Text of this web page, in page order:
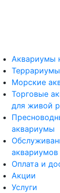
Аквариумы
Террариумы
Морские
Торговые
для живой
аквариумы
аквариумов
Оплата и
Акции
Услуги